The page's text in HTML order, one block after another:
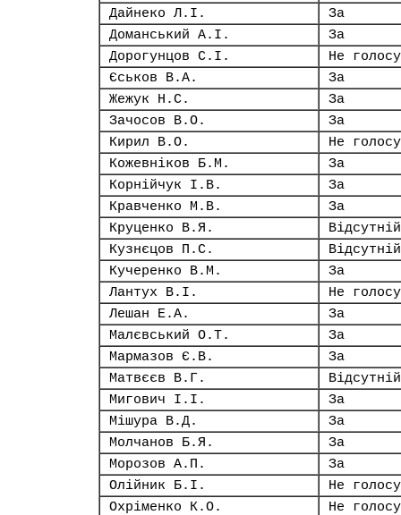
Дайнеко Л.І.
За
Доманський А.І.
За
Дорогунцов С.І.
Не
Єськов В.А.
За
Жежук Н.С.
За
Зачосов В.О.
За
Кирил В.О.
Не
Кожевніков Б.М.
За
Корнійчук І.В.
За
Кравченко М.В.
За
Круценко В.Я.
Відсутній
Кузнєцов П.С.
Відсутній
Кучеренко В.М.
За
Лантух В.І.
Не
Лешан Е.А.
За
Малєвський О.Т.
За
Мармазов Є.В.
За
Матвєєв В.Г.
Відсутній
Мигович І.І.
За
Мішура В.Д.
За
Молчанов Б.Я.
За
Морозов А.П.
За
Олійник Б.І.
Не
Охріменко К.О.
Не